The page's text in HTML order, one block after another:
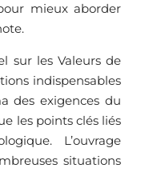
mieux aborder
sur les Valeurs de
indispensables
des exigences du
les points clés liés
L’ouvrage
situations